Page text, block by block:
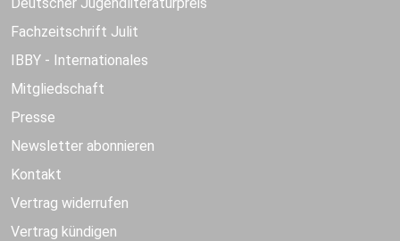
Fachzeitschrift Julit
IBBY - Internationales
Mitgliedschaft
Presse
Newsletter abonnieren
Kontakt
Vertrag widerrufen
Vertrag kündigen